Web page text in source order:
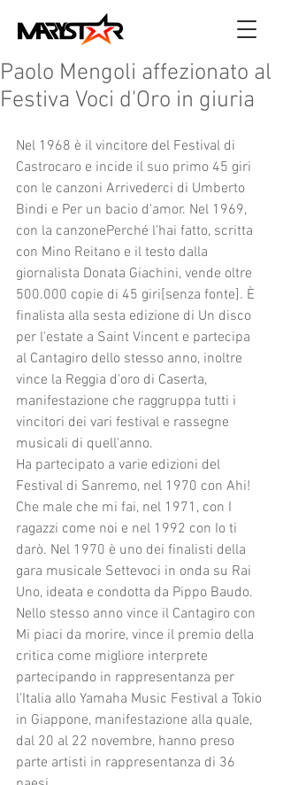
Paolo Mengoli affezionato al
Festiva Voci d'Oro in giuria
Nel 1968 è il vincitore del Festival di
Castrocaro e incide il suo primo 45 giri
con le canzoni Arrivederci di Umberto
Bindi e Per un bacio d'amor. Nel 1969,
con la canzonePerché l'hai fatto, scritta
con Mino Reitano e il testo dalla
giornalista Donata Giachini, vende oltre
500.000 copie di 45 giri[senza fonte]. È
finalista alla sesta edizione di Un disco
per l'estate a Saint Vincent e partecipa
al Cantagiro dello stesso anno, inoltre
vince la Reggia d'oro di Caserta,
manifestazione che raggruppa tutti i
vincitori dei vari festival e rassegne
musicali di quell'anno.
Ha partecipato a varie edizioni del
Festival di Sanremo, nel 1970 con Ahi!
Che male che mi fai, nel 1971, con I
ragazzi come noi e nel 1992 con Io ti
darò. Nel 1970 è uno dei finalisti della
gara musicale Settevoci in onda su Rai
Uno, ideata e condotta da Pippo Baudo.
Nello stesso anno vince il Cantagiro con
Mi piaci da morire, vince il premio della
critica come migliore interprete
partecipando in rappresentanza per
l'Italia allo Yamaha Music Festival a Tokio
in Giappone, manifestazione alla quale,
dal 20 al 22 novembre, hanno preso
parte artisti in rappresentanza di 36